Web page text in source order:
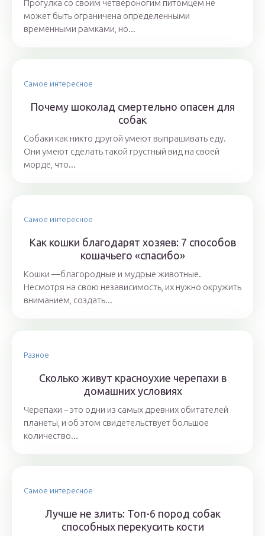
Прогулка со своим четвероногим питомцем не
может быть ограничена определенными
временными рамками, но...
Самое интересное
Почему шоколад смертельно опасен для
собак
Собаки как никто другой умеют выпрашивать еду.
Они умеют сделать такой грустный вид на своей
морде, что...
Самое интересное
Как кошки благодарят хозяев: 7 способов
кошачьего «спасибо»
Кошки —благородные и мудрые животные.
Несмотря на свою независимость, их нужно окружить
вниманием, создать...
Разное
Сколько живут красноухие черепахи в
домашних условиях
Черепахи – это одни из самых древних обитателей
планеты, и об этом свидетельствует большое
количество...
Самое интересное
Лучше не злить: Топ-6 пород собак
способных перекусить кости